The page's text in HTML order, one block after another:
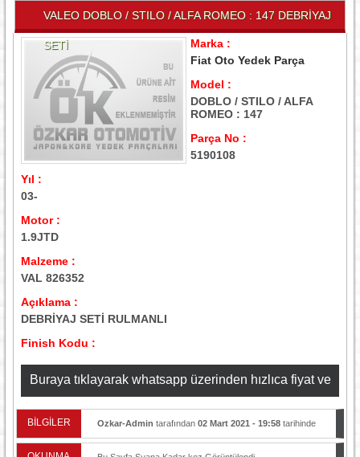
VALEO DOBLO / STILO / ALFA ROMEO : 147 DEBRİYAJ
SETİ
Marka :
Fiat Oto Yedek Parça
Model :
DOBLO / STILO / ALFA
ROMEO : 147
Parça No :
5190108
Yıl :
03-
Motor :
1.9JTD
Malzeme :
VAL 826352
Açıklama :
DEBRİYAJ SETİ RULMANLI
Finish Kodu :
Buraya tıklayarak whatsapp üzerinden hızlıca fiyat ve
stok bilgisi alabilirsiniz
BİLGİLER Ozkar-Admin tarafından 02 Mart 2021 - 19:58tarihinde